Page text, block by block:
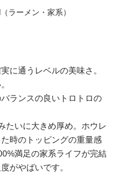
ラーメン・家系）
に通うレベルの美味さ。
ランスの良いトロトロの
たいに大きめ厚め。ホウレ
時のトッピングの重量感
満足の家系ライフが完結
がやばいです。